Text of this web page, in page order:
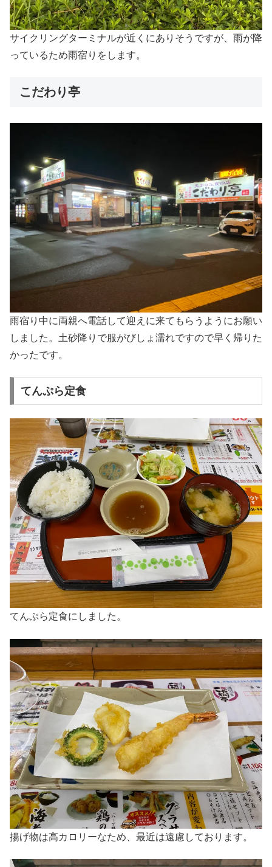
サイクリングターミナルが近くにありそうですが、雨が降
っているため雨宿りをします。
こだわり亭
雨宿り中に両親へ電話して迎えに来てもらうようにお願い
しました。土砂降りで服がびしょ濡れですので早く帰りた
かったです。
てんぷら定食
てんぷら定食にしました。
揚げ物は高カロリーなため、最近は遠慮しております。